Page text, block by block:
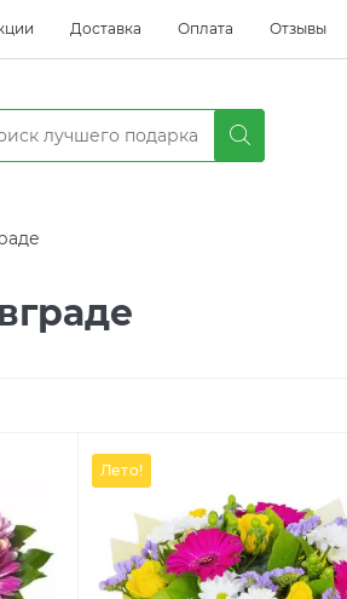
Доставка Оплата Отзывы
Лето!